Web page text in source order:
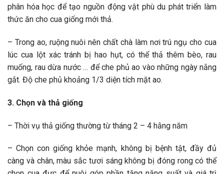
phân hóa học để tạo nguồn động vật phù du phát triển làm
thức ăn cho cua giống mới thả.
– Trong ao, ruộng nuôi nên chất chà làm nơi trú ngụ cho cua
lúc cua lột xác tránh bị hao hụt, có thể thả thêm bèo, rau
muống, rau dừa nước … để che phủ ao vào những ngày nắng
gắt. Độ che phủ khoảng 1/3 diện tích mặt ao.
3. Chọn và thả giống
– Thời vụ thả giống thường từ tháng 2 – 4 hằng năm
– Chọn con giống khỏe mạnh, không bị bệnh tật, đầy đủ
càng và chân, màu sắc tươi sáng không bị đóng rong có thể